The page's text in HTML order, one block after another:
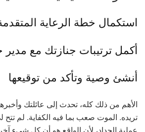
استكمال خطة الرعاية
أكمل ترتيبات جنازتك مع
أنشئ وصية وتأكد من توقيعها
الأهم من ذلك كله، تحدث إلى عائلتك
تريده. الموت صعب بما فيه الكفاية. لم تتح